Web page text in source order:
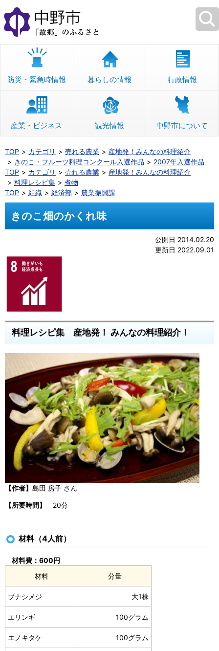
本
文
へ
移
防災・緊急時情報 暮らしの情報 行政情報
産業・ビジネス 観光情報 中野市について
TOP カテゴリ 売れる農業
産地発！みんなの料理紹介
きのこ・フルーツ料理コンクール入選作品
2007年入選作品
TOP
カテゴリ 売れる農業
産地発！みんなの料理紹介
料理レシピ集
煮物
TOP
組織 経済部 農業振興課
きのこ畑のかくれ味
公開日 2014.02.20
更新日 2022.09.01
料理レシピ集 産地発！ みんなの料理紹介！
【作者】 島田 房子 さん
【所要時間】 20分
材料（4人前）
材料費：600円
材料
分量
ブナシメジ 大1株
エリンギ 100グラム
エノキタケ 100グラム